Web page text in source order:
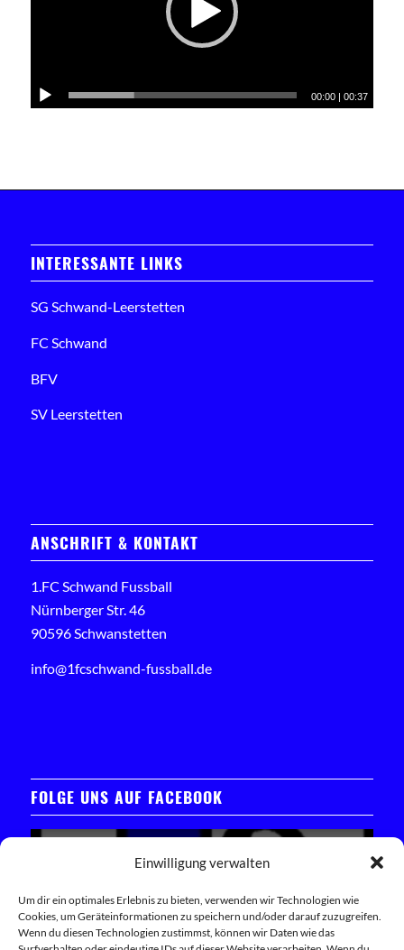
Einwilligung verwalten
Um dir ein optimales Erlebnis zu bieten, verwenden wir Technologien wie
Cookies, um Geräteinformationen zu speichern und/oder darauf zuzugreifen.
Wenn du diesen Technologien zustimmst, können wir Daten wie das
00:00 |00:37
INTERESSANTE LINKS
SG Schwand-Leerstetten
FC Schwand
BFV
SV Leerstetten
ANSCHRIFT & KONTAKT
1.FC Schwand Fussball
Nürnberger Str. 46
90596 Schwanstetten
info@1fcschwand-fussball.de
FOLGE UNS AUF FACEBOOK
Klicken Sie hier, um das Facebook-Widget zu laden